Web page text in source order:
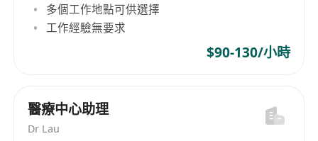
中學畢業或以上學歷，具備基本中文讀寫能力；
懂基礎英文者優先考慮。
熟悉Microsoft Office軟件（特別是Word、
具備良好溝通禮儀及服務意識，態度親切、主動
積極，能與不同崗位同事有效配合。
多個工作地點可供選擇
工作經驗無要求
$90-130/小時
醫療中心助理
Dr Lau